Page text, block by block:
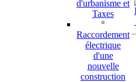
d'urbanisme et
Taxes
º
Raccordement
électrique
d'une
nouvelle
construction